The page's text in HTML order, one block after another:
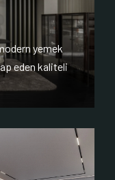
yemek
eden kaliteli